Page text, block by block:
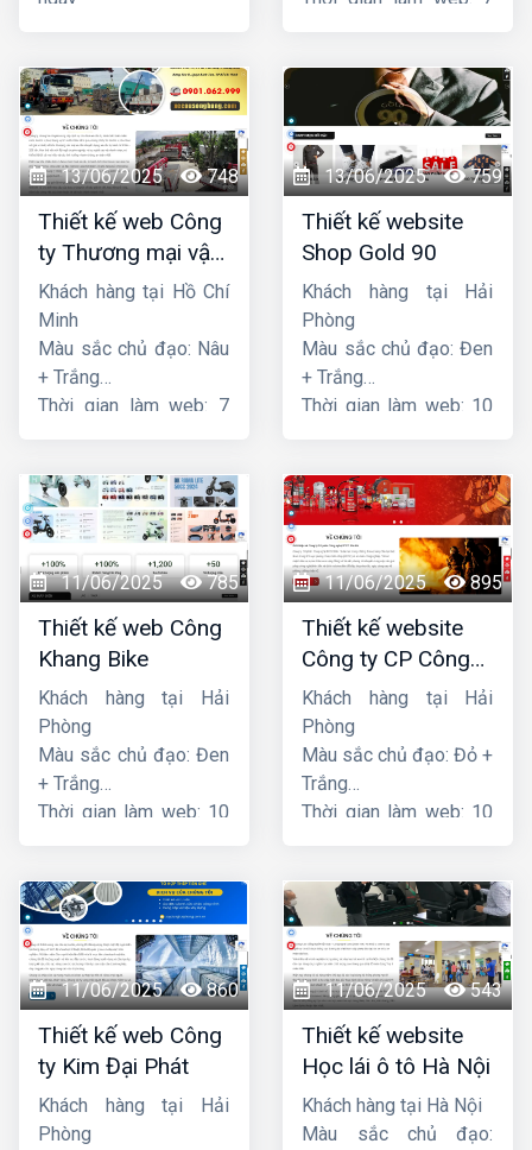
13/06/2025 748
Thiết kế web Công
ty Thương mại vận
tải Song Bằng
Khách hàng tại Hồ Chí
Minh
Màu sắc chủ đạo: Nâu
+ Trắng
Thời gian làm web: 7
13/06/2025 759
Thiết kế website
Shop Gold 90
Khách hàng tại Hải
Phòng
Màu sắc chủ đạo: Đen
+ Trắng
Thời gian làm web: 10
11/06/2025 785
Thiết kế web Công
Khang Bike
Khách hàng tại Hải
Phòng
Màu sắc chủ đạo: Đen
+ Trắng
Thời gian làm web: 10
11/06/2025 895
Thiết kế website
Công ty CP Công
nghệ PCCC Bắc Hà
Khách hàng tại Hải
Phòng
Màu sắc chủ đạo: Đỏ +
Trắng
Thời gian làm web: 10
11/06/2025 860
Thiết kế web Công
ty Kim Đại Phát
Khách hàng tại Hải
Phòng
11/06/2025 543
Thiết kế website
Học lái ô tô Hà Nội
Khách hàng tại Hà Nội
Màu sắc chủ đạo: